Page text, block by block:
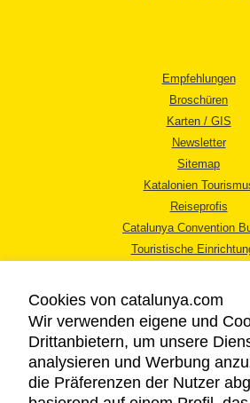
Empfehlungen
Broschüren
Karten / GIS
Newsletter
Sitemap
Katalonien
Reiseprofis
Catalunya Convention
Touristische
RECHTLICHER
Cookies von catalunya.com
Wir verwenden eigene und
Drittanbietern, um unsere
analysieren und Werbung
die Präferenzen der Nutzer